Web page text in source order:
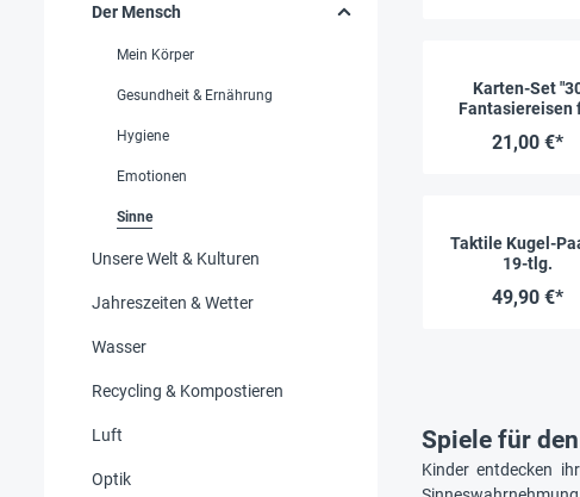
Der Mensch
Mein Körper
Gesundheit & Ernährung
Hygiene
Emotionen
Sinne
Unsere Welt & Kulturen
Jahreszeiten & Wetter
Wasser
Recycling & Kompostieren
Luft
Optik
Karten-Set
Fantasiereisen
Herbst und
21,00 €*
Taktile Kugel-
19-tlg.
49,90 €*
Spiele für
Kinder entdecken